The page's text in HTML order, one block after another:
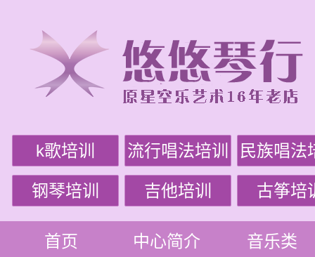
k歌培训 流行唱法培训 民族唱法
钢琴培训 吉他培训 古筝培
首页 中心简介 音乐类